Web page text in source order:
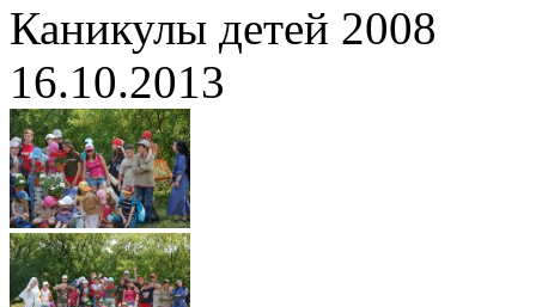
Каникулы детей 2008
16.10.2013